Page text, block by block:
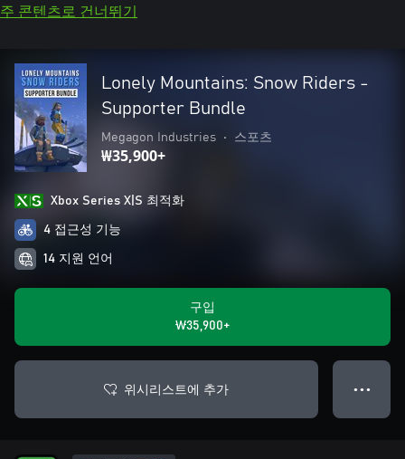
주 콘텐츠로 건너뛰기
Lonely Mountains: Snow Riders -
Supporter Bundle
Megagon Industries • 스포츠
₩35,900+
Xbox Series X|S 최적화
4 접근성 기능
14 지원 언어
구입
₩35,900+
위시리스트에 추가 ● ● ●